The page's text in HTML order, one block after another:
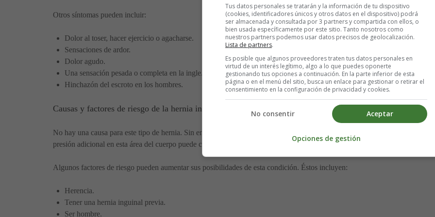
Otros síntomas pueden incluir:
Dolor al toser, hacer ejercicio o agacharse.
Sensaciones de ardor.
Dolor agudo.
Una sensación pesada o completa en la ingle.
Hinchazón del escroto en los hombres.
Causas y factores de riesgo de la hernia inguinal
No hay una causa para este tipo de hernia. Sin embargo, se cree que los puntos débiles dentro de los músculos
presión adicional en esta área del cuerpo puede causar una hernia.
Algunos factores de riesgo pueden aumentar sus posibilidades de esta condición. Éstos incluyen:
Herencia.
Tener una hernia inguinal previa.
Ser hombre.
Tus datos personales se tratarán y la información de tu dispositivo
(cookies, identificadores únicos y otros datos en el dispositivo) podrá
ser almacenada y consultada por 3 partners y compartida con ellos, o
bien usada específicamente por este sitio. Tanto nosotros como
nuestros partners podemos usar datos precisos de geolocalización.
Lista de partners.
Es posible que algunos proveedores traten tus datos personales en
virtud de un interés legítimo, algo a lo que puedes oponerte
gestionando tus opciones a continuación. En la parte inferior de esta
página o en el menú del sitio, busca un enlace para gestionar o retirar el
consentimiento en la configuración de privacidad y cookies.
Aceptar
No consentir
Opciones de gestión